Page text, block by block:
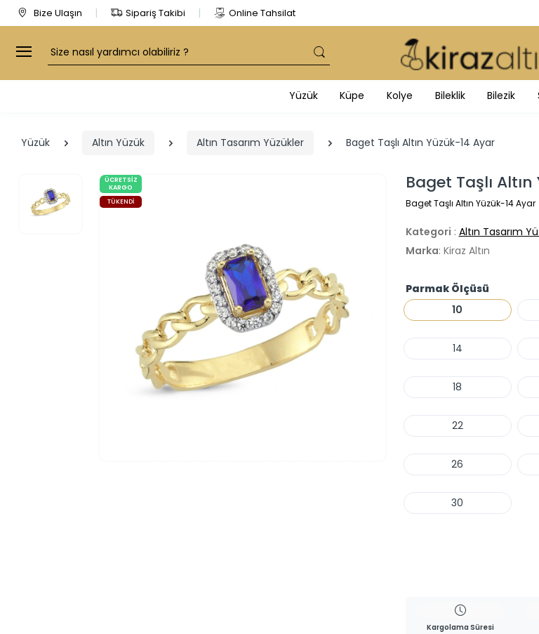
Bize Ulaşın Sipariş Takibi Online Tahsilat
Arama
Yüzük Küpe Kolye Bileklik Bilezik
Yüzük Altın Yüzük Altın Tasarım Yüzükler Baget Taşlı Altın Yüzük-14 Ayar
ÜCRETSIZ
KARGO
TÜKENDI
Baget Taşlı
Baget Taşlı Altın Yüzük-14 Ayar
Kategori : Altın Tasarım
Marka: Kiraz Altın
Parmak Ölçüsü
10
14
18
22
26
30
Kargolama Süresi